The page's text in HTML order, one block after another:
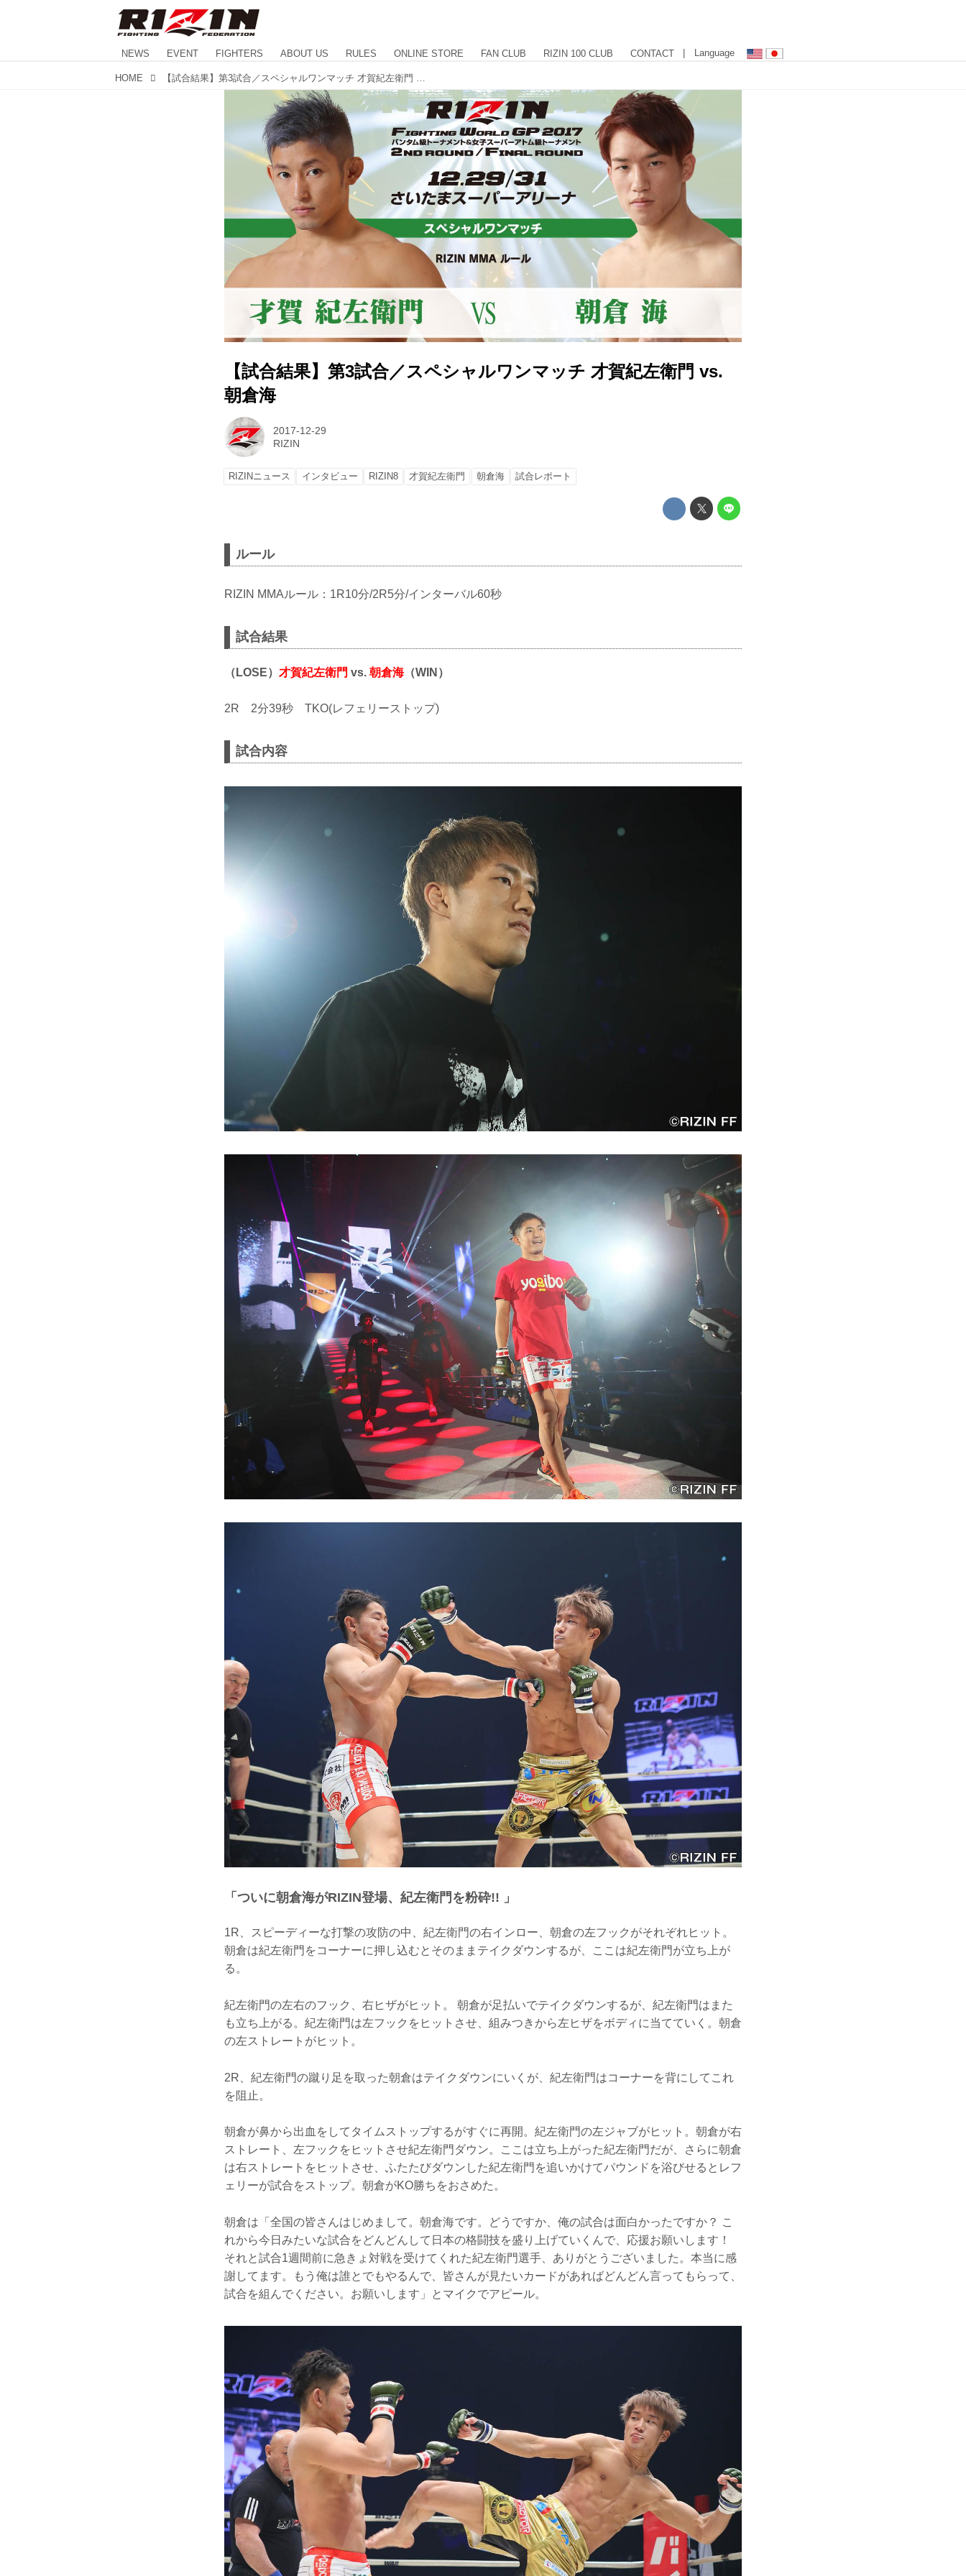
NEWS EVENT FIGHTERS ABOUT US RULES ONLINE STORE FAN CLUB RIZIN 100 CLUB CONTACT | Language
HOME
【試合結果】第3試合／スペシャルワンマッチ 才賀紀左衛門 vs.
朝倉海
2017-12-29
RIZIN
RIZINニュース インタビュー RIZIN8 才賀紀左衛門 朝倉海 試合レポート
ルール
RIZIN MMAルール：1R10分/2R5分/インターバル60秒
試合結果
（LOSE） 才賀紀左衛門 vs. 朝倉海（WIN）
2R 2分39秒 TKO(レフェリーストップ)
試合内容
「ついに朝倉海がRIZIN登場、紀左衛門を粉砕!! 」
1R、スピーディーな打撃の攻防の中、紀左衛門の右インロー、朝倉の左フックがそれぞれヒット。
朝倉は紀左衛門をコーナーに押し込むとそのままテイクダウンするが、ここは紀左衛門が立ち上が
る。
紀左衛門の左右のフック、右ヒザがヒット。 朝倉が足払いでテイクダウンするが、紀左衛門はまた
も立ち上がる。紀左衛門は左フックをヒットさせ、組みつきから左ヒザをボディに当てていく。朝倉
の左ストレートがヒット。
2R、紀左衛門の蹴り足を取った朝倉はテイクダウンにいくが、紀左衛門はコーナーを背にしてこれ
を阻止。
朝倉が鼻から出血をしてタイムストップするがすぐに再開。紀左衛門の左ジャブがヒット。朝倉が右
ストレート、左フックをヒットさせ紀左衛門ダウン。ここは立ち上がった紀左衛門だが、さらに朝倉
は右ストレートをヒットさせ、ふたたびダウンした紀左衛門を追いかけてパウンドを浴びせるとレフ
ェリーが試合をストップ。朝倉がKO勝ちをおさめた。
朝倉は「全国の皆さんはじめまして。朝倉海です。どうですか、俺の試合は面白かったですか？ こ
れから今日みたいな試合をどんどんして日本の格闘技を盛り上げていくんで、応援お願いします！
それと試合1週間前に急きょ対戦を受けてくれた紀左衛門選手、ありがとうございました。本当に感
謝してます。もう俺は誰とでもやるんで、皆さんが見たいカードがあればどんどん言ってもらって、
試合を組んでください。お願いします」とマイクでアピール。